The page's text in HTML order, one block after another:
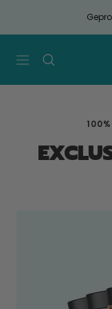
artikel
Navigatie